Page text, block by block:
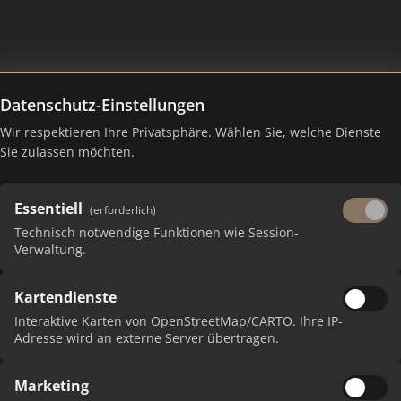
Datenschutz-Einstellungen
Wir respektieren Ihre Privatsphäre. Wählen Sie, welche Dienste
Sie zulassen möchten.
Essentiell (erforderlich)
Technisch notwendige Funktionen wie Session-
Verwaltung.
Kartendienste
Interaktive Karten von OpenStreetMap/CARTO. Ihre IP-
Adresse wird an externe Server übertragen.
Marketing
& Co.) KG
Sie monatliche Ranking-Updates.